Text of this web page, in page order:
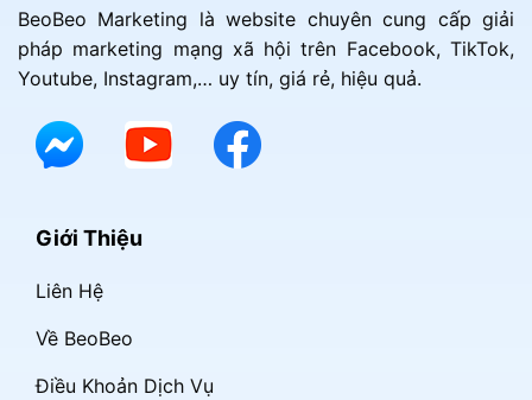
BeoBeo Marketing là website chuyên cung cấp giải
pháp marketing mạng xã hội trên Facebook, TikTok,
Youtube, Instagram,… uy tín, giá rẻ, hiệu quả.
Giới Thiệu
Liên Hệ
Về BeoBeo
Điều Khoản Dịch Vụ